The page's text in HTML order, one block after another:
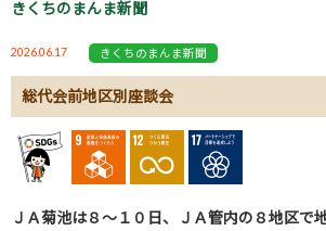
きくちのまんま新聞
2026.06.17 きくちのまんま新聞
総代会前地区別座談会
ＪＡ菊池は８～１０日、ＪＡ管内の８地区で